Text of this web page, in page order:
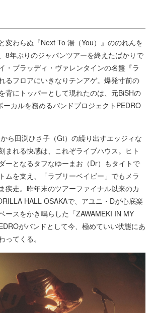
変わらぬ『Next To 湯（You）』ののれんを
8年ぶりのジャパンツアーを終えたばかりで
・ブラッディ・ヴァレンタインの名盤『ラ
るフロアにいきなりテンアゲ。爆発寸前の
背にトッパーとして現れたのは、元BiSHの
ーカルを務めるバンドプロジェクトPEDRO
ら田渕ひさ子（Gt）の繰り出すエッジィな
まれる快感は、これぞライブハウス。ヒト
ーとなるタフなゆーまお（Dr）もタイトで
ムを支え、「ラブリーベイビー」でもメラ
疾走。昨年末のツアーファイナル以来のカ
HALL OSAKAで、アユニ・Dが心底楽
ースをかき鳴らした「ZAWAMEKI IN MY
がバンドとして今、極めていい状態にあ
ってくる。